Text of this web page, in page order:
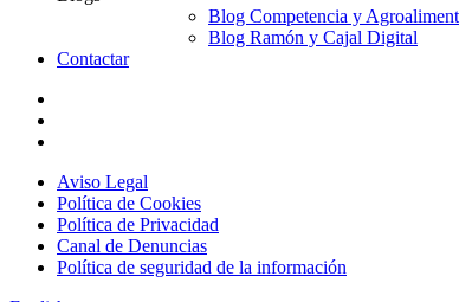
Blog Competencia y
Blog Ramón y Cajal Digital
Contactar
Aviso Legal
Política de Cookies
Política de Privacidad
Canal de Denuncias
Política de seguridad de la información